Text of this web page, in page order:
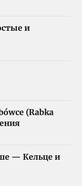
и
(Rabka
— Кельце и